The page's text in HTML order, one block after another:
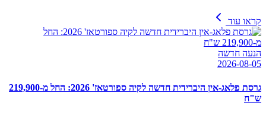
קראו עוד
הנעה חדשה
2026-08-05
גרסת פלאג-אין היברידית חדשה לקיה ספורטאז' 2026: החל מ-219,900
ש"ח